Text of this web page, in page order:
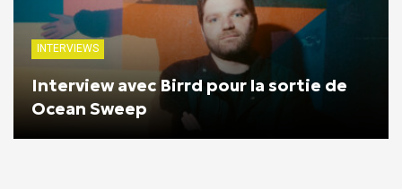
INTERVIEWS
Interview avec Birrd pour la sortie de
Ocean Sweep